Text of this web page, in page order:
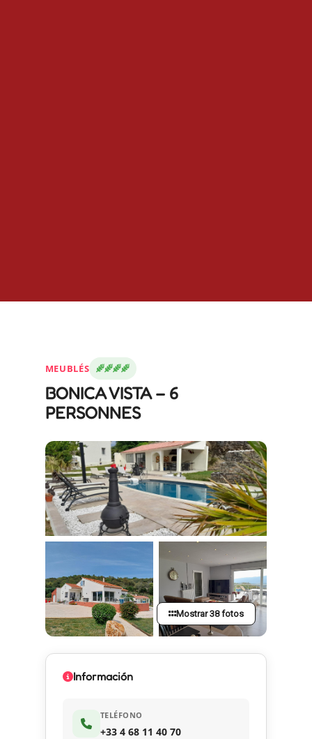
MEUBLÉS
BONICA VISTA – 6
PERSONNES
Mostrar 38 fotos
Información
TELÉFONO
+33 4 68 11 40 70